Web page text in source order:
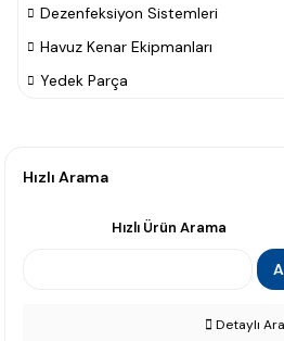
Dezenfeksiyon Sistemleri
Havuz Kenar Ekipmanları
Yedek Parça
Hızlı Arama
Hızlı Ürün Arama
Detaylı